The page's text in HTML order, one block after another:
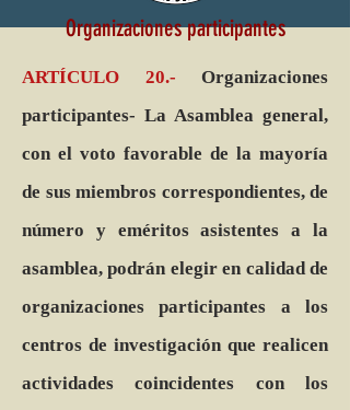
Organizaciones participantes
ARTÍCULO 20.- Organizaciones
participantes- La Asamblea general,
con el voto favorable de la mayoría
de sus miembros correspondientes, de
número y eméritos asistentes a la
asamblea, podrán elegir en calidad de
organizaciones participantes a los
centros de investigación que realicen
actividades coincidentes con los